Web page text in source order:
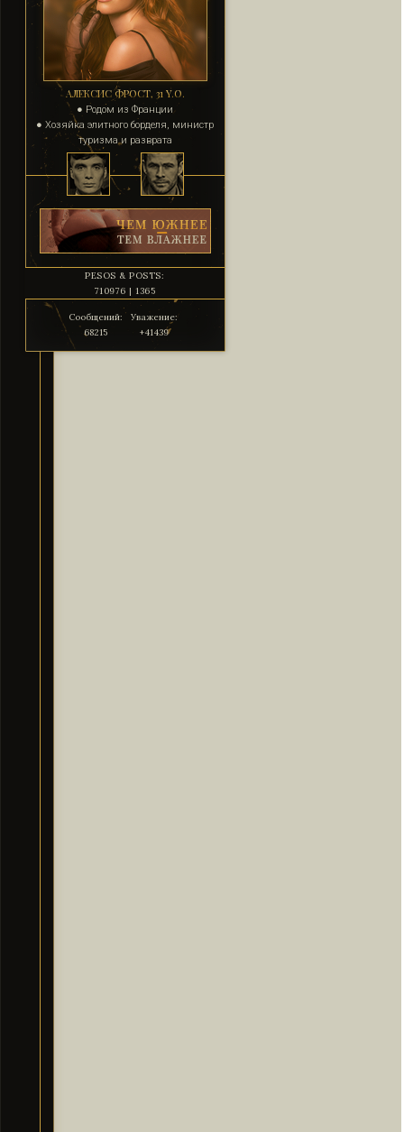
АЛЕКСИС ФРОСТ, 31 Y.O.
● Родом из Франции
● Хозяйка элитного борделя, министр
туризма и разврата
PESOS & POSTS:
710976 | 1365
Сообщений:
68215
Уважение:
+41439